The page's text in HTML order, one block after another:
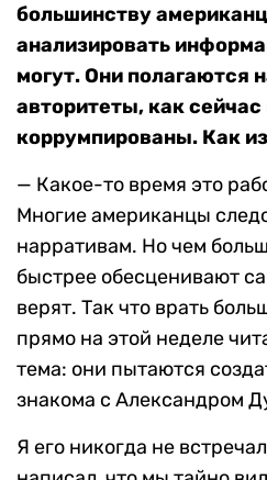
большинству
анализировать
могут. Они полагаются
авторитеты, как сейчас
коррумпированы. Как
— Какое-то время это
Многие американцы
нарративам. Но чем
быстрее обесценивают
верят. Так что врать
прямо на этой неделе
тема: они пытаются
знакома с Александром
Я его никогда не